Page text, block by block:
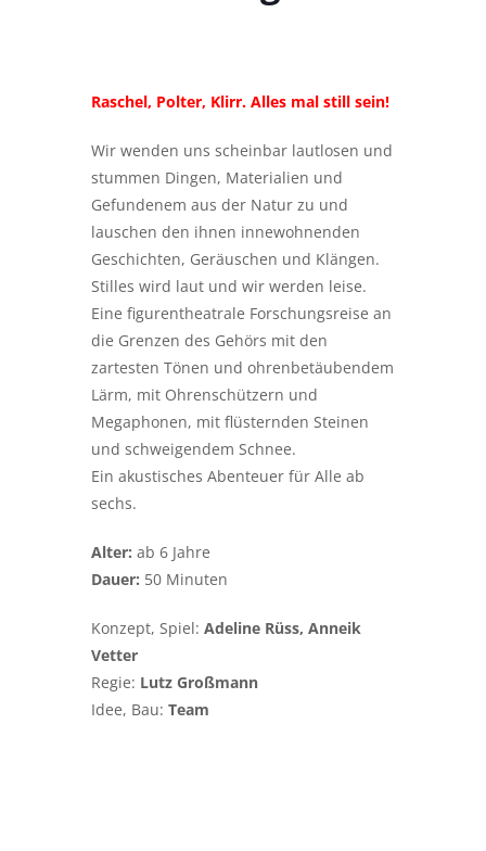
Raschel, Polter, Klirr. Alles mal still sein!
Wir wenden uns scheinbar lautlosen und
stummen Dingen, Materialien und
Gefundenem aus der Natur zu und
lauschen den ihnen innewohnenden
Geschichten, Geräuschen und Klängen.
Stilles wird laut und wir werden leise.
Eine figurentheatrale Forschungsreise an
die Grenzen des Gehörs mit den
zartesten Tönen und ohrenbetäubendem
Lärm, mit Ohrenschützern und
Megaphonen, mit flüsternden Steinen
und schweigendem Schnee.
Ein akustisches Abenteuer für Alle ab
sechs.
Alter: ab 6 Jahre
Dauer: 50 Minuten
Konzept, Spiel: Adeline Rüss, Anneik
Vetter
Regie: Lutz Großmann
Idee, Bau: Team